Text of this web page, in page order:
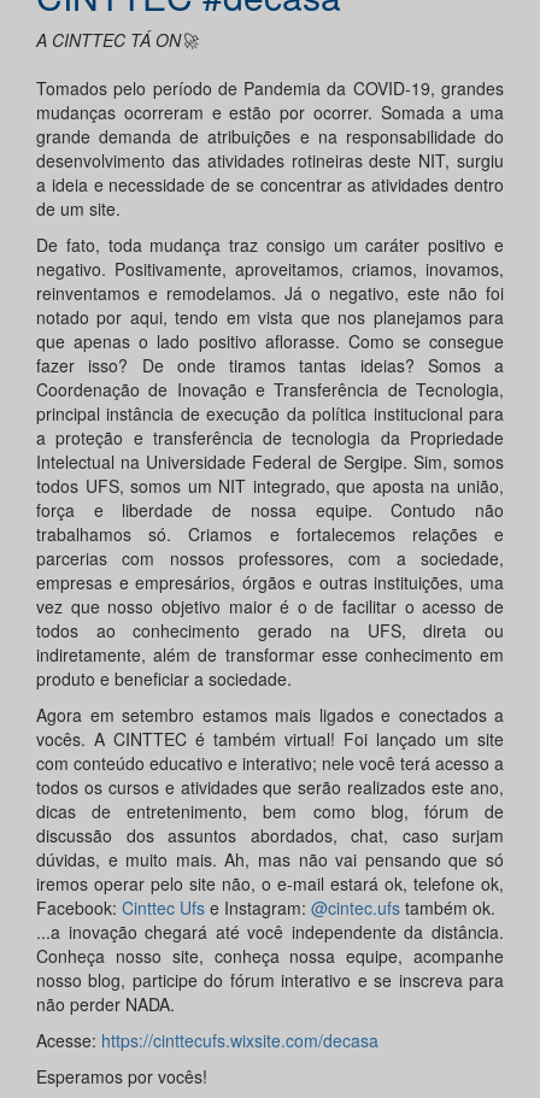
A CINTTEC TÁ ON🚀
Tomados pelo período de Pandemia da COVID-19, grandes
mudanças ocorreram e estão por ocorrer. Somada a uma
grande demanda de atribuições e na responsabilidade do
desenvolvimento das atividades rotineiras deste NIT, surgiu
a ideia e necessidade de se concentrar as atividades dentro
de um site.
De fato, toda mudança traz consigo um caráter positivo e
negativo. Positivamente, aproveitamos, criamos, inovamos,
reinventamos e remodelamos. Já o negativo, este não foi
notado por aqui, tendo em vista que nos planejamos para
que apenas o lado positivo aflorasse. Como se consegue
fazer isso? De onde tiramos tantas ideias? Somos a
Coordenação de Inovação e Transferência de Tecnologia,
principal instância de execução da política institucional para
a proteção e transferência de tecnologia da Propriedade
Intelectual na Universidade Federal de Sergipe. Sim, somos
todos UFS, somos um NIT integrado, que aposta na união,
força e liberdade de nossa equipe. Contudo não
trabalhamos só. Criamos e fortalecemos relações e
parcerias com nossos professores, com a sociedade,
empresas e empresários, órgãos e outras instituições, uma
vez que nosso objetivo maior é o de facilitar o acesso de
todos ao conhecimento gerado na UFS, direta ou
indiretamente, além de transformar esse conhecimento em
produto e beneficiar a sociedade.
Agora em setembro estamos mais ligados e conectados a
vocês. A CINTTEC é também virtual! Foi lançado um site
com conteúdo educativo e interativo; nele você terá acesso a
todos os cursos e atividades que serão realizados este ano,
dicas de entretenimento, bem como blog, fórum de
discussão dos assuntos abordados, chat, caso surjam
dúvidas, e muito mais. Ah, mas não vai pensando que só
iremos operar pelo site não, o e-mail estará ok, telefone ok,
Facebook: Cinttec Ufs e Instagram: @cintec.ufs também ok.
...a inovação chegará até você independente da distância.
Conheça nosso site, conheça nossa equipe, acompanhe
nosso blog, participe do fórum interativo e se inscreva para
não perder NADA.
Acesse: https://cinttecufs.wixsite.com/decasa
Esperamos por vocês!